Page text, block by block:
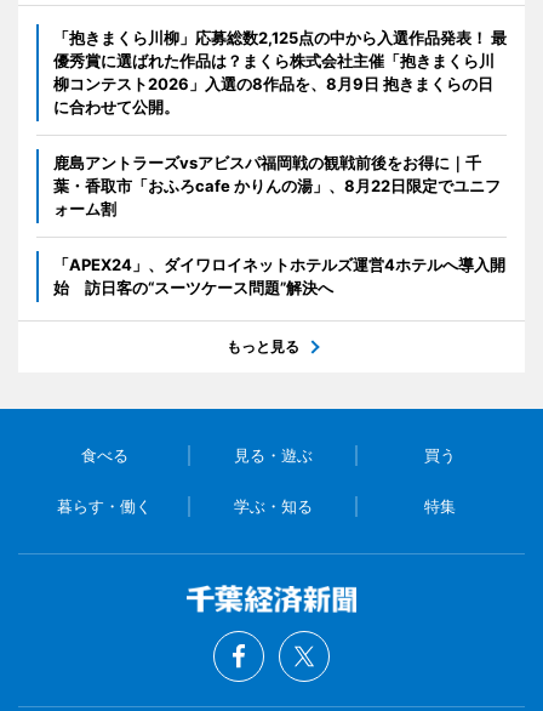
「抱きまくら川柳」応募総数2,125点の中から入選作品発表！ 最
優秀賞に選ばれた作品は？まくら株式会社主催「抱きまくら川
柳コンテスト2026」入選の8作品を、8月9日 抱きまくらの日
に合わせて公開。
鹿島アントラーズvsアビスパ福岡戦の観戦前後をお得に｜千
葉・香取市「おふろcafe かりんの湯」、8月22日限定でユニフ
ォーム割
「APEX24」、ダイワロイネットホテルズ運営4ホテルへ導入開
始 訪日客の“スーツケース問題”解決へ
もっと見る
食べる 見る・遊ぶ 買う
暮らす・働く 学ぶ・知る 特集